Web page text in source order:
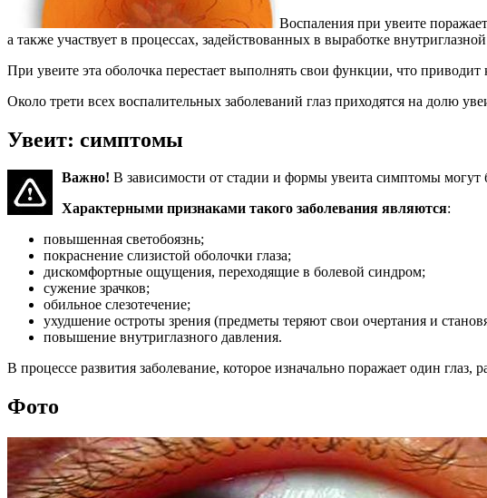
Воспаления при увеите
а также участвует в процессах, задействованных в выработке
При увеите эта оболочка перестает выполнять свои функции, что
Около трети всех воспалительных заболеваний глаз приходятся на долю
Увеит: симптомы
Важно! В зависимости от стадии и формы увеита симптомы могут
Характерными признаками такого заболевания являются:
повышенная светобоязнь;
покраснение слизистой оболочки глаза;
дискомфортные ощущения, переходящие в болевой синдром;
сужение зрачков;
обильное слезотечение;
ухудшение остроты зрения (предметы теряют свои очертания и
повышение внутриглазного давления.
В процессе развития заболевание, которое изначально поражает один
Фото